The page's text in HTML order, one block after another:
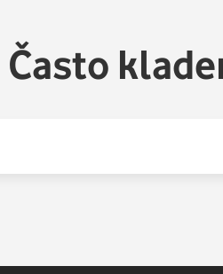
Často